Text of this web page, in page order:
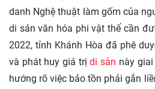
danh Nghệ thuật làm gốm của
di sản văn hóa phi vật thể cần
2022, tỉnh Khánh Hòa đã phê
và phát huy giá trịdi sản này
hướng rõ việc bảo tồn phải gắn